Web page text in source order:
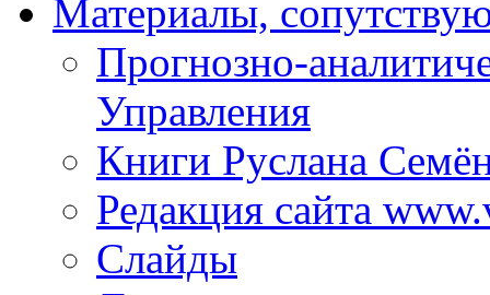
Материалы,
Прогнозно-
Управления
Книги Руслана
Редакция сайта
Слайды